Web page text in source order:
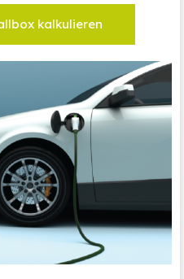
kalkulieren